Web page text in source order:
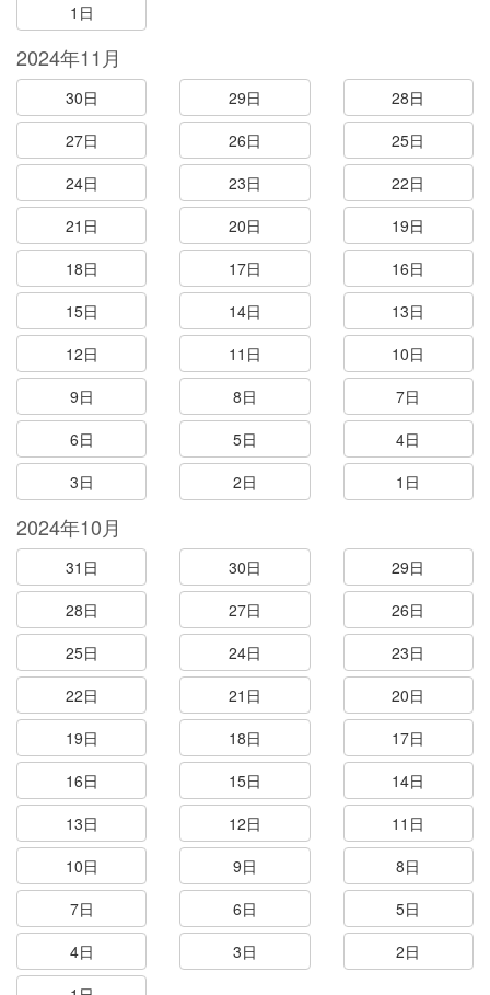
1日
2024年11月
30日 29日
28日
27日
26日
25日
24日
23日
22日
21日
20日
19日
18日
17日
16日
15日
14日
13日
12日
11日
10日
9日
8日
7日
6日
5日
4日
3日
2日 1日
2024年10月
31日 30日
29日
28日
27日
26日
25日
24日
23日
22日
21日
20日
19日
18日
17日
16日
15日
14日
13日
12日
11日
10日
9日
8日
7日
6日
5日
4日
3日
2日